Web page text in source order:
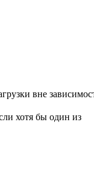
вне
хотя бы один из